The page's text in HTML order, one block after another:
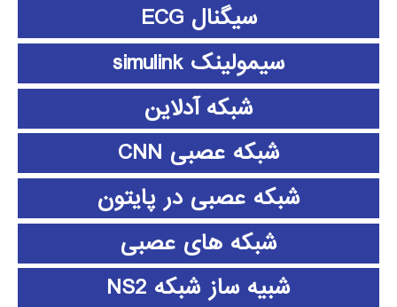
سیگنال ECG
سیمولینک simulink
شبکه آدلاین
شبکه عصبی CNN
شبکه عصبی در پایتون
شبکه های عصبی
شبیه ساز شبکه NS2